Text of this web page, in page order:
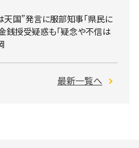
国”発言に服部知事「県民に
授受疑惑も「疑念や不信は
最新一覧へ